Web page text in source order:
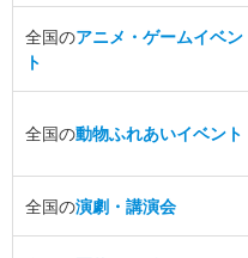
全国のアニメ・ゲームイベン
ト
全国の動物ふれあいイベント
全国の演劇・講演会